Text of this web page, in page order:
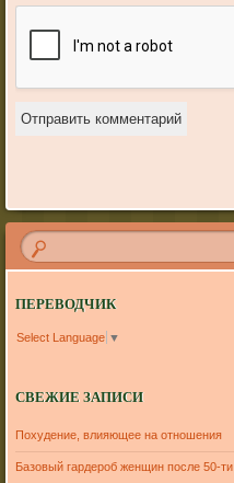
ПЕРЕВОДЧИК
Select Language ▼
СВЕЖИЕ ЗАПИСИ
Похудение, влияющее на отношения
Базовый гардероб женщин после 50-ти